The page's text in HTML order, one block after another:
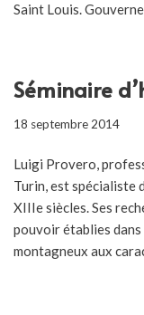
Saint Louis.
Séminaire
18 septembre 2014
Luigi Provero,
Turin, est spécialiste
XIIIe siècles. Ses
pouvoir établies dans
montagneux aux